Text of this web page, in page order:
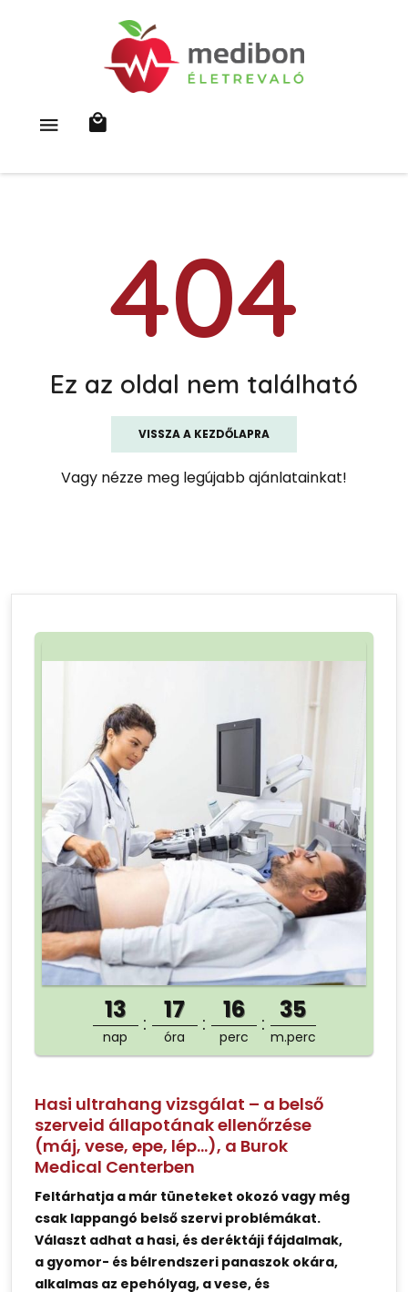
404
Ez az oldal nem található
VISSZA A KEZDŐLAPRA
Vagy nézze meg legújabb ajánlatainkat!
13
nap
17
óra
16
perc
35
m.perc
Hasi ultrahang vizsgálat – a belső
szerveid állapotának ellenőrzése
(máj, vese, epe, lép…), a Burok
Medical Centerben
Feltárhatja a már tüneteket okozó vagy még
csak lappangó belső szervi problémákat.
Választ adhat a hasi, és deréktáji fájdalmak,
a gyomor- és bélrendszeri panaszok okára,
alkalmas az epehólyag, a vese, és